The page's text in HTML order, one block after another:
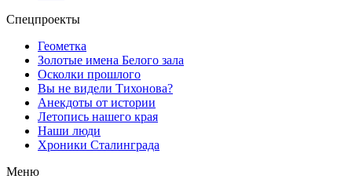
Спецпроекты
Геометка
Золотые имена Белого зала
Осколки прошлого
Вы не видели Тихонова?
Анекдоты от истории
Летопись нашего края
Наши люди
Хроники Сталинграда
Меню